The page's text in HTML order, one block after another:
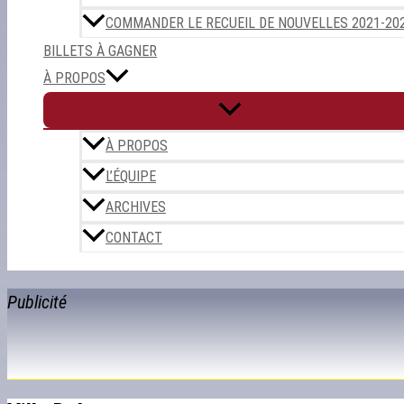
COMMANDER LE RECUEIL DE NOUVELLES 2021-
BILLETS À GAGNER
À PROPOS
À PROPOS
L’ÉQUIPE
ARCHIVES
CONTACT
Publicité